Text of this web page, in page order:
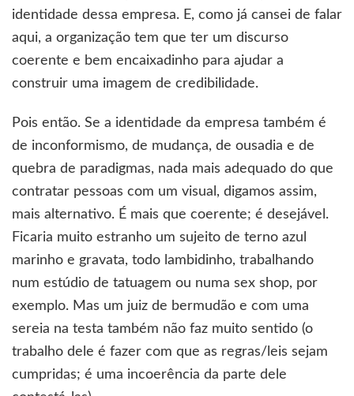
identidade dessa empresa. E, como já cansei de falar
aqui, a organização tem que ter um discurso
coerente e bem encaixadinho para ajudar a
construir uma imagem de credibilidade.
Pois então. Se a identidade da empresa também é
de inconformismo, de mudança, de ousadia e de
quebra de paradigmas, nada mais adequado do que
contratar pessoas com um visual, digamos assim,
mais alternativo. É mais que coerente; é desejável.
Ficaria muito estranho um sujeito de terno azul
marinho e gravata, todo lambidinho, trabalhando
num estúdio de tatuagem ou numa sex shop, por
exemplo. Mas um juiz de bermudão e com uma
sereia na testa também não faz muito sentido (o
trabalho dele é fazer com que as regras/leis sejam
cumpridas; é uma incoerência da parte dele